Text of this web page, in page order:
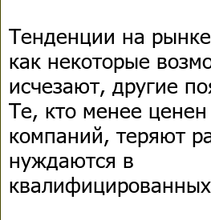
Тенденции на
как некоторые
исчезают, другие
Те, кто менее
компаний, теряют
нуждаются в